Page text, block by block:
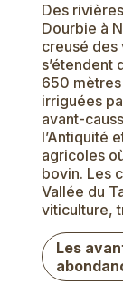
Des
Dourbie à
creusé des
s’étendent
650
irriguées
avant-
l’Antiquité
agricoles
bovin. Les
Vallée du
viticulture,
Les